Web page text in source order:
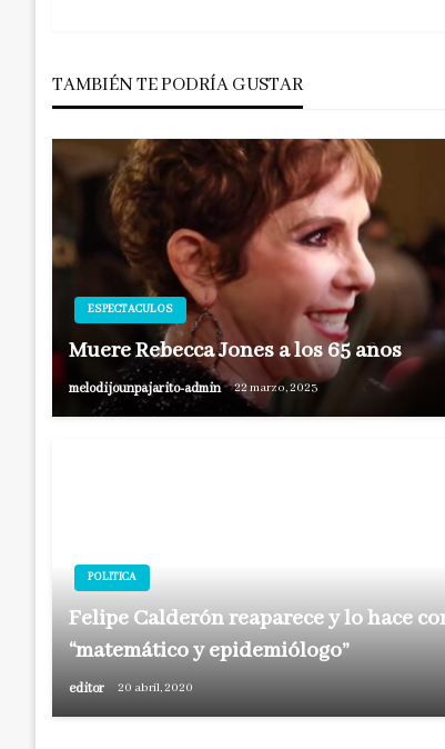
entradas
TAMBIÉN TE PODRÍA GUSTAR
ESPECTACULOS
Muere Rebecca Jones a los 65 años
melodijounpajarito-admin 22 marzo, 2023
POLITICA
Felipe Calderón reaparece y lo hace
“matemático y epidemiólogo”
editor 20 abril, 2020